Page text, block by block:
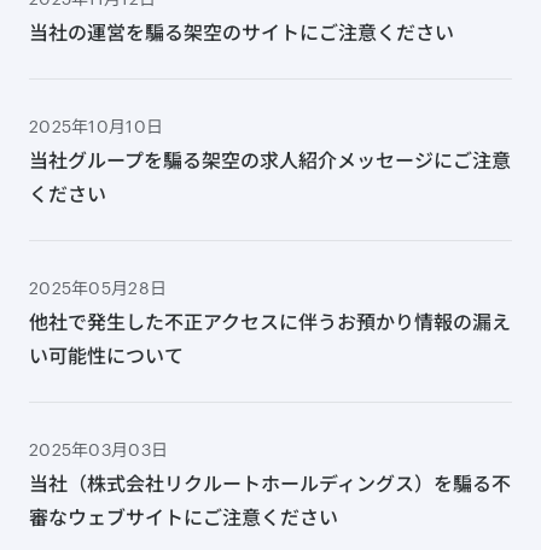
当社の運営を騙る架空のサイトにご注意ください
2025年10月10日
当社グループを騙る架空の求人紹介メッセージにご注意
ください
2025年05月28日
他社で発生した不正アクセスに伴うお預かり情報の漏え
い可能性について
2025年03月03日
当社（株式会社リクルートホールディングス）を騙る不
審なウェブサイトにご注意ください